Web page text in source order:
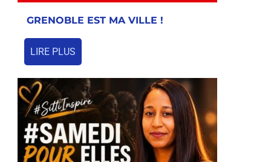
GRENOBLE EST MA VILLE !
LIRE PLUS